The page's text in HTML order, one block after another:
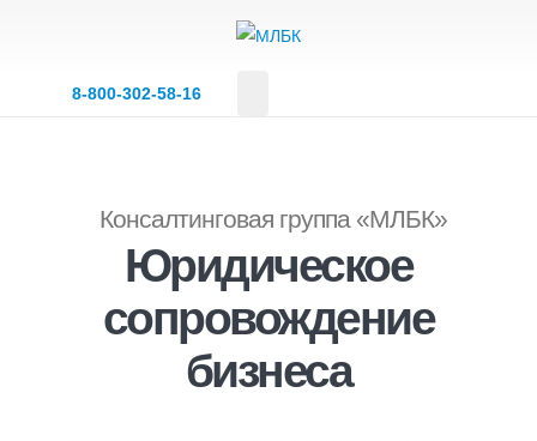
8‑800‑302‑58‑16
Консалтинговая группа «МЛБК»
Юридическое
сопровождение
бизнеса